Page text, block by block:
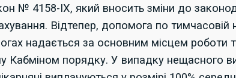
№ 4158-IX, який вносить зміни до
Відтепер, допомога по тимчасовій
надається за основним місцем роботи
Кабміном порядку. У випадку нещасного